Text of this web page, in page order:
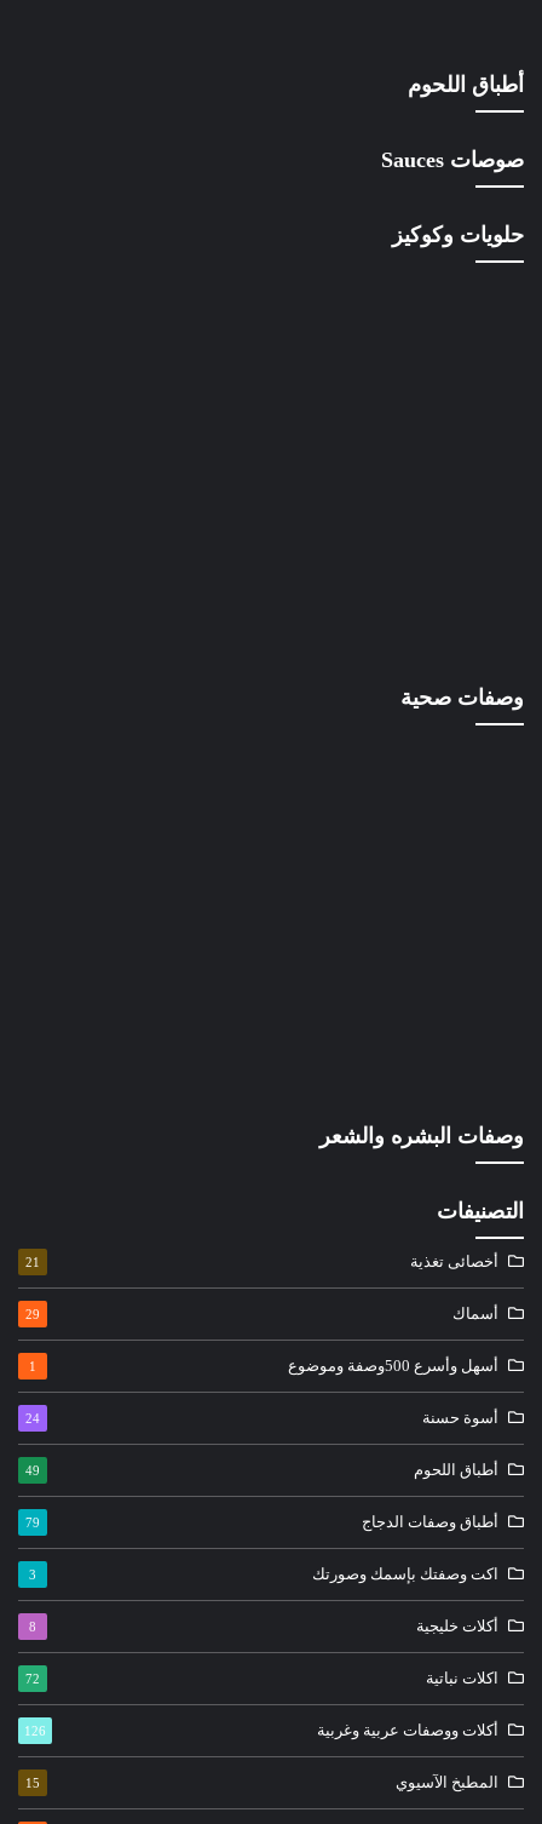
أطباق اللحوم
صوصات Sauces
حلويات وكوكيز
وصفات صحية
وصفات البشره والشعر
التصنيفات
أخصائى تغذية 21
أسماك 29
أسهل وأسرع 500وصفة وموضوع 1
أسوة حسنة 24
أطباق اللحوم 49
أطباق وصفات الدجاج 79
اكت وصفتك بإسمك وصورتك 3
أكلات خليجية 8
اكلات نباتية 72
أكلات ووصفات عربية وغربية 126
المطبخ الآسيوي 15